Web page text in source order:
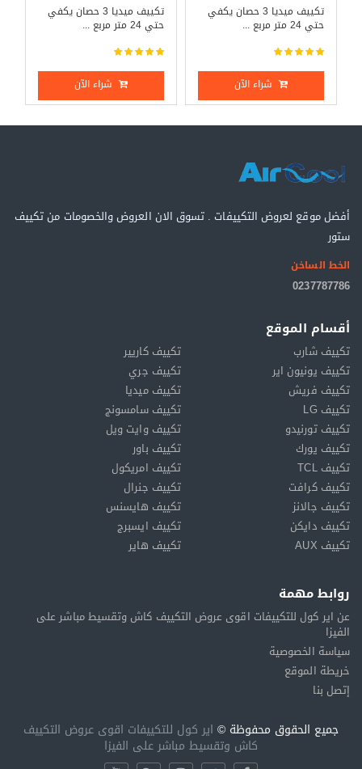
تكييف ميديا 3 حصان يكفي
حتي 24 متر مربع ...
شراء الآن
تكييف ميديا 3 حصان يكفي
حتي 24 متر مربع ...
شراء الآن
أفضل موقع لعروض التكييفات . تسوق الان العروض والخصومات من تكييف
ستور
الخط الساخن
0237787786
أقسام الموقع
تكييف شارب
تكييف كاريير
تكييف يونيون اير
تكييف جري
تكييف فريش
تكييف ميديا
تكييف LG
تكييف سامسونج
تكييف تورنيدو
تكييف وايت ويل
تكييف يورك
تكييف باور
تكييف TCL
تكييف امريكول
تكييف كرافت
تكييف جنرال
تكييف جالانز
تكييف هايسنس
تكييف دايكن
تكييف ايسبرج
تكييف AUX
تكييف هاير
روابط مهمة
عن اير كول للتكييفات اقوى عروض التكييف كاش وتقسيط مباشر على
الفيزا
سياسة الخصوصية
خريطة الموقع
إتصل بنا
جميع الحقوق محفوظة © اير كول للتكييفات اقوى عروض التكييف
كاش وتقسيط مباشر على الفيزا